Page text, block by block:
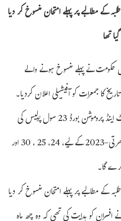
کے مطالبے پر پہلے امتحان منسوخ کر دیا
گیا تھا
حکومت نے پہلے منسوخ ہونے والے
کا جمعرات کو آفیشیلی اعلان کردیا۔
ذرائع نے بتایا کہ یوپی پولیس ریکروٹمنٹ اینڈ پروموشن بورڈ 23 سول پولیس کی
60,244 اسامیوں پر براہ راست بھرتی-2023 کے لیے، 24، 25 ، 30 ​​اور
کے مطالبے پر پہلے امتحان منسوخ کر دیا